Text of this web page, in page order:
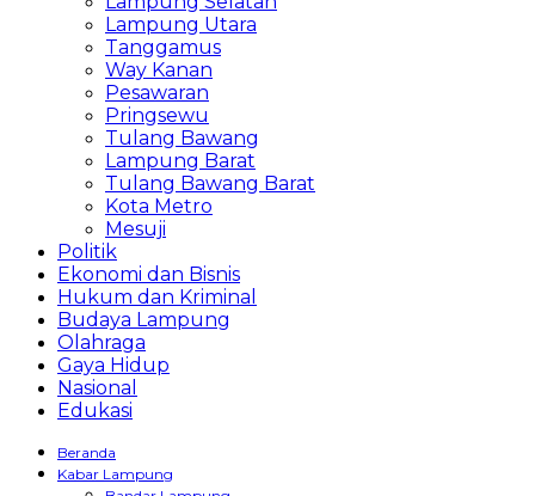
Lampung Utara
Tanggamus
Way Kanan
Pesawaran
Pringsewu
Tulang Bawang
Lampung Barat
Tulang Bawang Barat
Kota Metro
Mesuji
Politik
Ekonomi dan Bisnis
Hukum dan Kriminal
Budaya Lampung
Olahraga
Gaya Hidup
Nasional
Edukasi
Beranda
Kabar Lampung